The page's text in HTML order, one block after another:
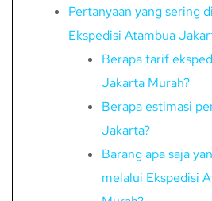
Pertanyaan yang sering
Ekspedisi Atambua
Berapa tarif
Jakarta Murah?
Berapa estimasi
Jakarta?
Barang apa saja
melalui Ekspedisi